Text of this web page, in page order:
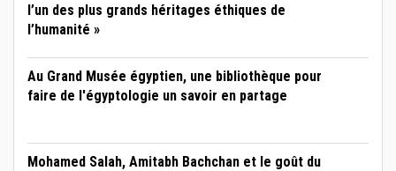
l’un des plus grands héritages éthiques de
l’humanité »
Au Grand Musée égyptien, une bibliothèque pour
faire de l'égyptologie un savoir en partage
Mohamed Salah, Amitabh Bachchan et le goût du